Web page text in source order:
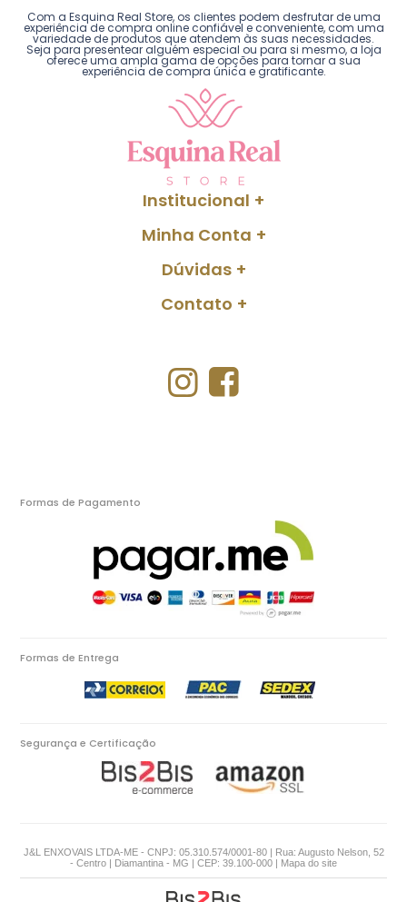
Com a Esquina Real Store, os clientes podem desfrutar de uma
experiência de compra online confiável e conveniente, com uma
variedade de produtos que atendem às suas necessidades.
Seja para presentear alguém especial ou para si mesmo, a loja
oferece uma ampla gama de opções para tornar a sua
experiência de compra única e gratificante.
Institucional
Minha Conta
Dúvidas
Contato
Formas de Pagamento
Formas de Entrega
Segurança e Certificação
J&L ENXOVAIS LTDA-ME - CNPJ: 05.310.574/0001-80 | Rua: Augusto Nelson, 52
- Centro | Diamantina - MG | CEP: 39.100-000 | Mapa do site